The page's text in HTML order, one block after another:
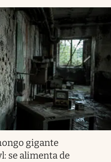
gigante
se alimenta de